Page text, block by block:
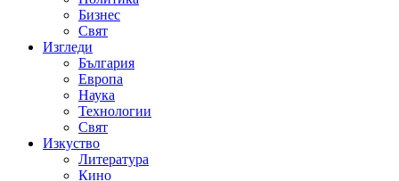
Бизнес
Свят
Изгледи
България
Европа
Наука
Технологии
Свят
Изкуство
Литература
Кино